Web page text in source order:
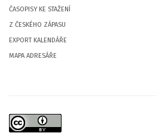
ČASOPISY KE STAŽENÍ
Z ČESKÉHO ZÁPASU
EXPORT KALENDÁŘE
MAPA ADRESÁŘE